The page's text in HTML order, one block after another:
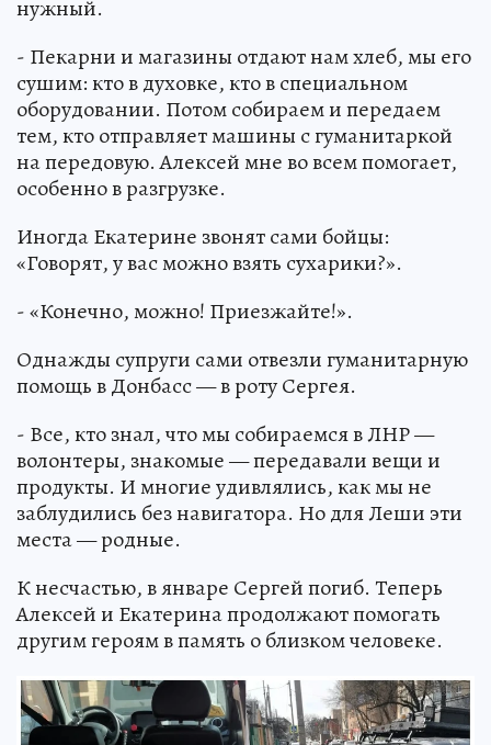
нужный.
- Пекарни и магазины отдают нам хлеб, мы его
сушим: кто в духовке, кто в специальном
оборудовании. Потом собираем и передаем
тем, кто отправляет машины с гуманитаркой
на передовую. Алексей мне во всем помогает,
особенно в разгрузке.
Иногда Екатерине звонят сами бойцы:
«Говорят, у вас можно взять сухарики?».
- «Конечно, можно! Приезжайте!».
Однажды супруги сами отвезли гуманитарную
помощь в Донбасс — в роту Сергея.
- Все, кто знал, что мы собираемся в ЛНР —
волонтеры, знакомые — передавали вещи и
продукты. И многие удивлялись, как мы не
заблудились без навигатора. Но для Леши эти
места — родные.
К несчастью, в январе Сергей погиб. Теперь
Алексей и Екатерина продолжают помогать
другим героям в память о близком человеке.